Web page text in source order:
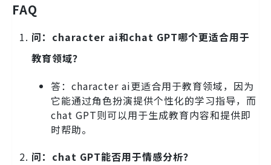
FAQ
问：character ai和chat GPT哪个更适合用于
教育领域？
答：character ai更适合用于教育领域，因为
它能通过角色扮演提供个性化的学习指导，而
chat GPT则可以用于生成教育内容和提供即
时帮助。
问：chat GPT能否用于情感分析？